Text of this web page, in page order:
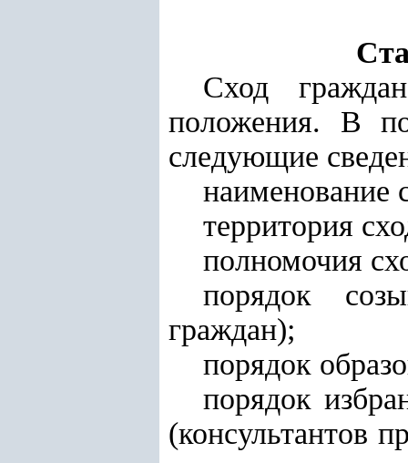
Сход
положения. В
следующие
наименование
территория
полномочия
порядок
граждан);
порядок
порядок
(консультантов